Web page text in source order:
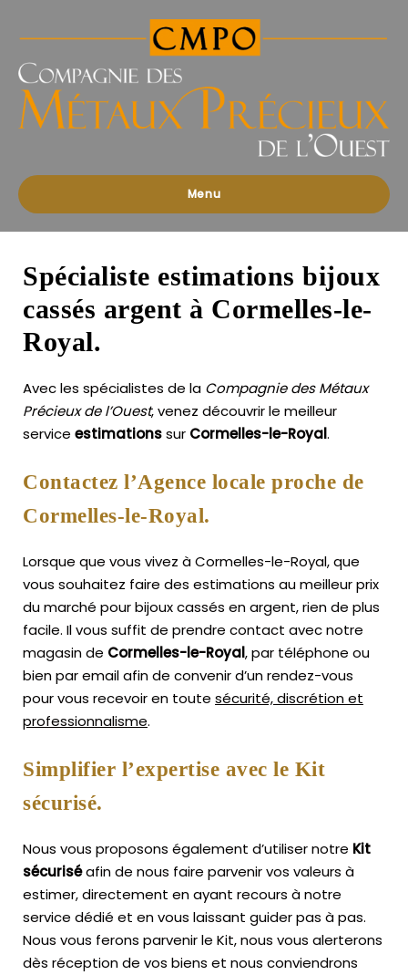
des
Précieux
l'Ouest
Menu
Spécialiste estimations bijoux
cassés argent à Cormelles-le-
Royal.
Avec les spécialistes de la Compagnie des Métaux
Précieux de l’Ouest, venez découvrir le meilleur
service estimationssur Cormelles-le-Royal.
Contactez l’Agence locale proche de
Cormelles-le-Royal.
Lorsque que vous vivez à Cormelles-le-Royal, que
vous souhaitez faire des estimations au meilleur prix
du marché pour bijoux cassés en argent, rien de plus
facile. Il vous suffit de prendre contact avec notre
magasin de Cormelles-le-Royal, par téléphone ou
bien par email afin de convenir d’un rendez-vous
pour vous recevoir en toute sécurité, discrétion et
professionnalisme.
Simplifier l’expertise avec le Kit
sécurisé.
Nous vous proposons également d’utiliser notre Kit
sécuriséafin de nous faire parvenir vos valeurs à
estimer, directement en ayant recours à notre
service dédié et en vous laissant guider pas à pas.
Nous vous ferons parvenir le Kit, nous vous alerterons
dès réception de vos biens et nous conviendrons